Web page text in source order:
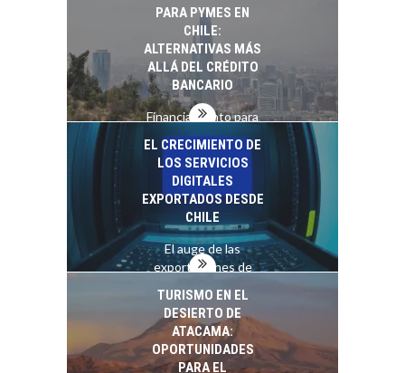
las empresas…
PARA PYMES EN
CHILE:
ALTERNATIVAS MÁS
ALLÁ DEL CRÉDITO
BANCARIO
Financiamiento para
pymes en Chile:
alternativas que
trascienden el
crédito…
EL CRECIMIENTO DE
LOS SERVICIOS
DIGITALES
EXPORTADOS DESDE
CHILE
El auge de las
exportaciones de
Chile:…
TURISMO EN EL
DESIERTO DE
ATACAMA:
OPORTUNIDADES
PARA EL